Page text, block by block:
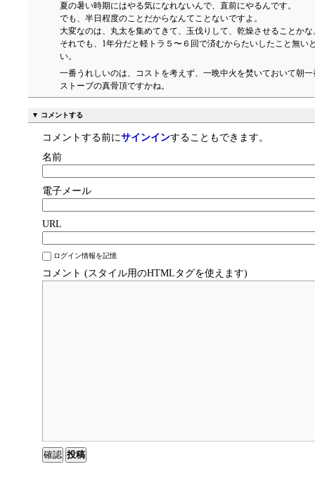
夏の暑い時期にはやる気になれないんで、直前にやるんです。
でも、半日程度のことだからなんてことないですよ。
大変なのは、丸太を集めてきて、玉伐りして、乾燥させることかな
それでも、1年分だと軽トラ５〜６回で済むからたいしたこと無い
い。
一番うれしいのは、コストを考えず、一晩中火を焚いておいて朝
ストーブの真骨頂ですかね。
▼ コメントする
コメントする前にサインインすることもできます。
名前
電子メール
URL
ログイン情報を記憶
コメント (スタイル用のHTMLタグを使えます)